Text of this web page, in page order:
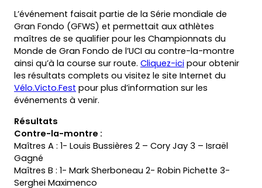
L’événement faisait partie de la Série mondiale de
Gran Fondo (GFWS) et permettait aux athlètes
maîtres de se qualifier pour les Championnats du
Monde de Gran Fondo de l’UCI au contre-la-montre
ainsi qu’à la course sur route. Cliquez-ici pour obtenir
les résultats complets ou visitez le site Internet du
Vélo.Victo.Fest pour plus d’information sur les
événements à venir.
Résultats
Contre-la-montre :
Maîtres A : 1- Louis Bussières 2 – Cory Jay 3 – Israël
Gagné
Maîtres B : 1- Mark Sherboneau 2- Robin Pichette 3-
Serghei Maximenco